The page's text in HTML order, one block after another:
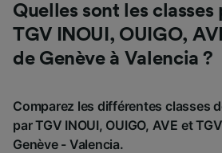
Quelles sont les classes
TGV INOUI, OUIGO,
de Genève à Valencia ?
Comparez les différentes classes
par TGV INOUI, OUIGO, AVE et
Genève - Valencia.